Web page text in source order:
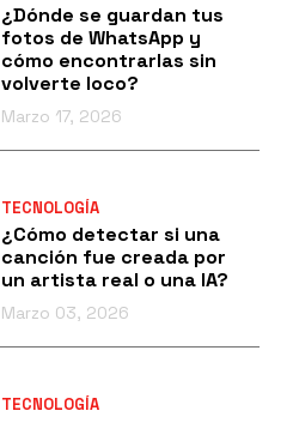
¿Dónde se guardan tus
fotos de WhatsApp y
cómo encontrarlas sin
volverte loco?
Marzo 17, 2026
TECNOLOGÍA
¿Cómo detectar si una
canción fue creada por
un artista real o una IA?
Marzo 03, 2026
TECNOLOGÍA